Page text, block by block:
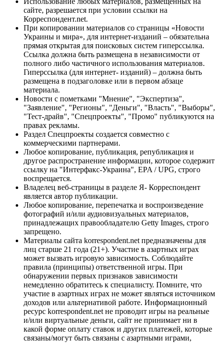
сайте, разрешается при условии ссылки на
Корреспондент.net.
При копировании материалов со страницы «Новости
Украины и мира», для интернет-изданий – обязательна
прямая открытая для поисковых систем гиперссылка.
Ссылка должна быть размещена в независимости от
полного либо частичного использования материалов.
Гиперссылка (для интернет- изданий) – должна быть
размещена в подзаголовке или в первом абзаце
материала.
Новости с пометками "Мнение", "Экспертиза",
"Заявление", "Регионы", "Деньги", "Власть", "Выборы",
"Тест-драйв", "Спецпроекты", "Промо" публикуются на
правах рекламы.
Раздел Спецпроекты создается совместно с
коммерческими партнерами.
Любое копирование, публикация, републикация и
другое распространение информации, которое содержит
ссылку на "Интерфакс-Украина", EPA / UPG, строго
воспрещается.
Владелец веб-страницы в разделе Я- Корреспондент
является автор публикации.
Любое копирование, перепечатка и воспроизведение
фотографий и/или аудиовизуальных материалов,
принадлежащих правообладателю Getty Images, строго
запрещено.
Материалы сайта korrespondent.net предназначены для
лиц старше 21 года (21+). Участие в азартных играх
может вызвать игровую зависимость. Соблюдайте
правила (принципы) ответственной игры. При
обнаружении первых признаков зависимости
немедленно обратитесь к специалисту. Помните, что
участие в азартных играх не может являться источником
доходов или альтернативой работе. Информационный
ресурс korrespondent.net не проводит игры на реальные
и/или виртуальные деньги, сайт не принимает ни в
какой форме оплату ставок и других платежей, которые
связаны/могут быть связаны с азартными играми,